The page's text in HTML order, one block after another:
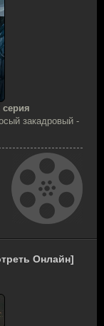
серия
закадровый -
Онлайн]